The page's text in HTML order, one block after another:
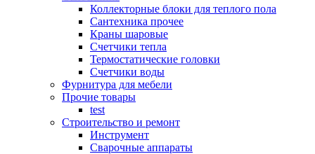
Коллекторные блоки для теплого пола
Сантехника прочее
Краны шаровые
Счетчики тепла
Термоcтатические головки
Счетчики воды
Фурнитура для мебели
Прочие товары
test
Строительство и ремонт
Инструмент
Сварочные аппараты